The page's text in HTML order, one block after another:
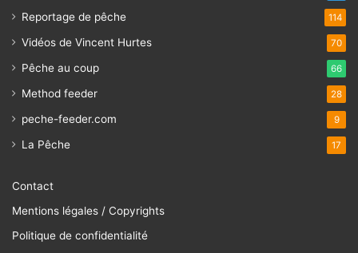
Reportage de pêche 114
Vidéos de Vincent Hurtes 70
Pêche au coup 66
Method feeder 28
peche-feeder.com 9
La Pêche 17
Contact
Mentions légales / Copyrights
Politique de confidentialité